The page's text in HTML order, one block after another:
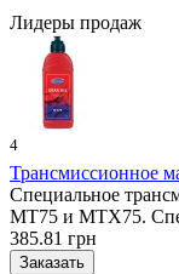
Лидеры продаж
4
Трансмиссионное
Специальное
MT75 и MTX75.
385.81 грн